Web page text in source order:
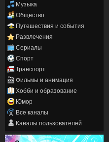
Музыка
Общество
Путешествия и события
Развлечения
Сериалы
Спорт
Транспорт
Фильмы и анимация
Хобби и образование
Юмор
Все каналы
Каналы пользователей